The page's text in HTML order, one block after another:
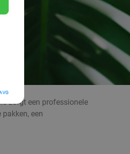
zorgt een professionele
een